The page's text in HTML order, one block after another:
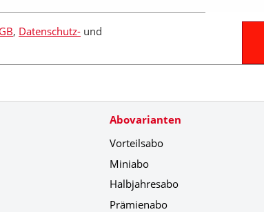
, Datenschutz- und
Abovarianten
Vorteilsabo
Miniabo
Halbjahresabo
Prämienabo